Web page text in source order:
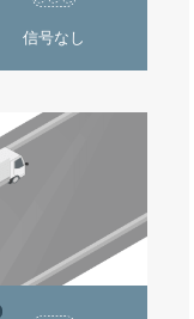
信号なし